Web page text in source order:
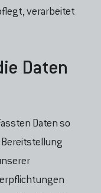
verarbeitet
Daten
Daten so
Bereitstellung